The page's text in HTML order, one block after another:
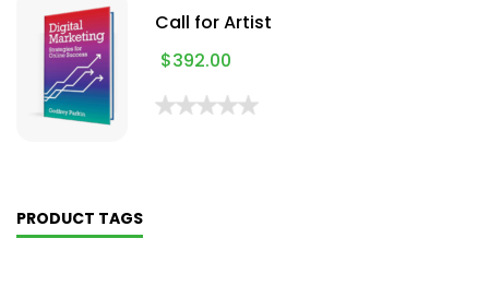
Call for Artist
$392.00
PRODUCT TAGS